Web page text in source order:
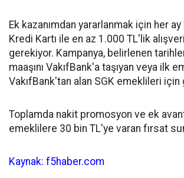
Ek kazanımdan yararlanmak için her
Kredi Kartı ile en az 1.000 TL'lik
gerekiyor. Kampanya, belirlenen
maaşını VakıfBank'a taşıyan veya ilk
VakıfBank'tan alan SGK emeklileri
Toplamda nakit promosyon ve ek
emeklilere 30 bin TL'ye varan fırsat
Kaynak: f5haber.com